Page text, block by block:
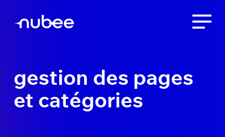
gestion des pages
et catégories